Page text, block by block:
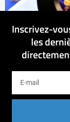
Inscrivez-
les